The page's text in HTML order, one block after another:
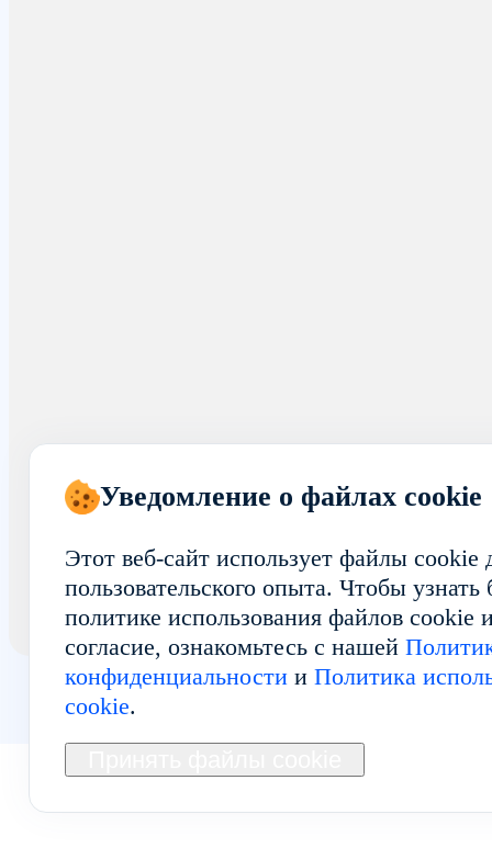
Уведомление о файлах cookie
Этот веб-сайт использует файлы cookie
пользовательского опыта. Чтобы
политике использования файлов cookie
согласие, ознакомьтесь с нашей
конфиденциальностии Политика
cookie.